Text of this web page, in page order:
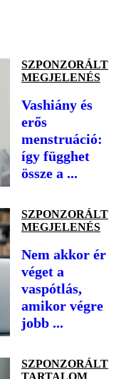
SZPONZORÁLT
MEGJELENÉS
Vashiány és
erős
menstruáció:
így függhet
össze a ...
SZPONZORÁLT
MEGJELENÉS
Nem akkor ér
véget a
vaspótlás,
amikor végre
jobb ...
SZPONZORÁLT
TARTALOM